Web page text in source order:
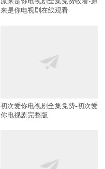
来是你电视剧在线观看
初次爱你电视剧全集免费-初次爱
你电视剧完整版